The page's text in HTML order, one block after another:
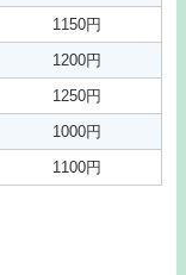
1150円
1200円
1250円
1000円
1100円